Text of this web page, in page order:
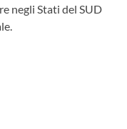
negli Stati del SUD